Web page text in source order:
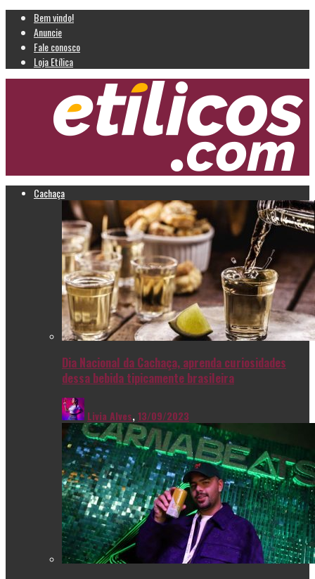
Bem vindo!
Anuncie
Fale conosco
Loja Etílica
Cachaça
Dia Nacional da Cachaça, aprenda curiosidades
dessa bebida tipicamente brasileira
Livia Alves,13/09/2023